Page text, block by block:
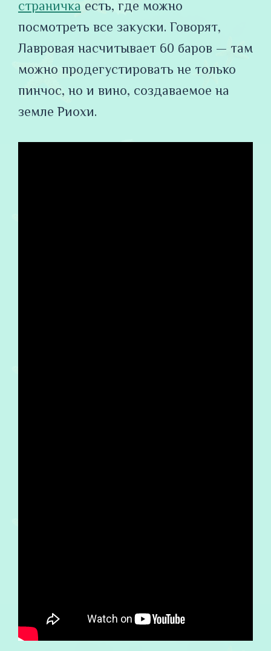
страничка есть, где можно
посмотреть все закуски. Говорят,
Лавровая насчитывает 60 баров — там
можно продегустировать не только
пинчос, но и вино, создаваемое на
земле Риохи.